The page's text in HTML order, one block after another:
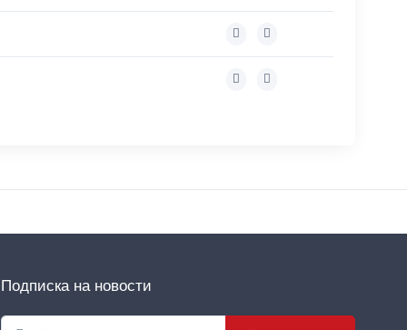
Подписка на новости